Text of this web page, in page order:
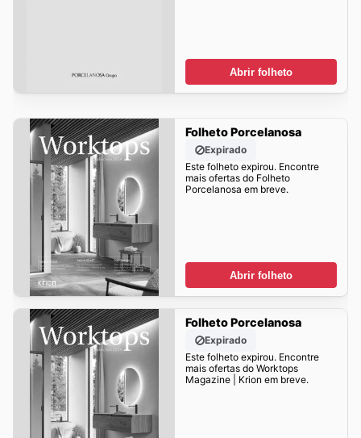
Abrir folheto
Folheto Porcelanosa
Expirado
Este folheto expirou. Encontre
mais ofertas do Folheto
Porcelanosa em breve.
Abrir folheto
Folheto Porcelanosa
Expirado
Este folheto expirou. Encontre
mais ofertas do Worktops
Magazine | Krion em breve.